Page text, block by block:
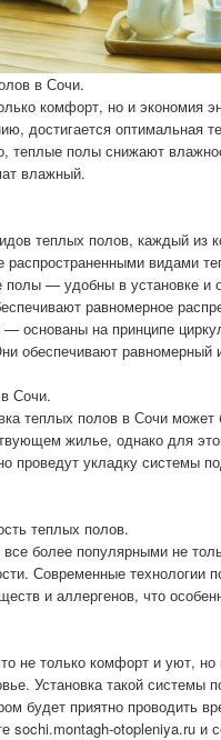
в Сочи.
комфорт, но и экономия
достигается оптимальная
теплые полы снижают
влажный.
теплых полов, каждый из
видами
полы — удобны в установке
равномерное
основаны на принципе
обеспечивают равномерный
Сочи.
теплых полов в Сочи
жилье, однако для
проведут укладку системы
теплых полов.
более популярными не
Современные технологии
и аллергенов, что
не только комфорт и уют, но
Установка такой системы
будет приятно проводить
sochi.montagh-otopleniya.ru и